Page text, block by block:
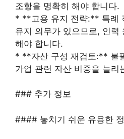
조항을 명확히 해야 합니다.
* **고용 유지 전략:** 특례
유지 의무가 있으므로, 인력
해야 합니다.
* **자산 구성 재검토:** 불
가업 관련 자산 비중을 늘리
### 추가 정보
#### 놓치기 쉬운 유용한